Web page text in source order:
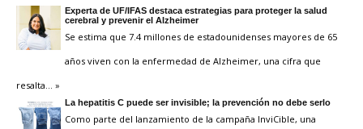
Experta de UF/IFAS destaca estrategias para proteger la salud
cerebral y prevenir el Alzheimer
Se estima que 7.4 millones de estadounidenses mayores de 65
años viven con la enfermedad de Alzheimer, una cifra que
resalta … »
La hepatitis C puede ser invisible; la prevención no debe serlo
Como parte del lanzamiento de la campaña InviCible, una